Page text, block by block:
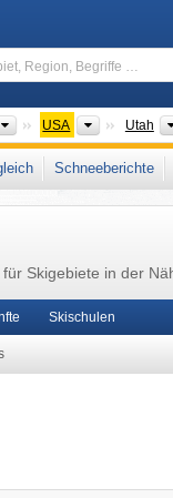
Kontinente
USA Länder
Utah
States , Rocky
Schneeberichte
für Skigebiete in der
Skischulen